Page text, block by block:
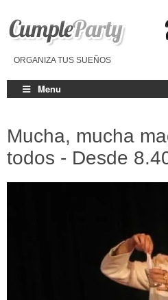
ORGANIZA TUS SUEÑOS
Menu
Mucha, mucha
todos - Desde